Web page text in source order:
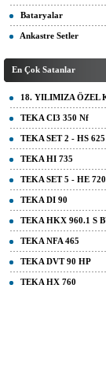
Bataryalar
Ankastre Setler
En Çok Satanlar
18. YILIMIZA ÖZEL
TEKA CI3 350 Nf
TEKA SET 2 - HS 625
TEKA HI 735
TEKA SET 5 - HE 720
TEKA DI 90
TEKA HKX 960.1 S
TEKA NFA 465
TEKA DVT 90 HP
TEKA HX 760